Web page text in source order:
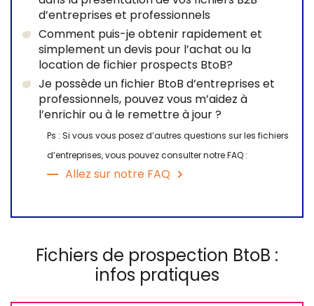
d’entreprises et professionnels
Comment puis-je obtenir rapidement et
simplement un devis pour l’achat ou la
location de fichier prospects BtoB?
Je possède un fichier BtoB d’entreprises et
professionnels, pouvez vous m’aidez à
l’enrichir ou à le remettre à jour ?
Ps : Si vous vous posez d’autres questions sur les fichiers
d’entreprises, vous pouvez consulter notre FAQ :
Allez sur notre FAQ
Fichiers de prospection BtoB :
infos pratiques